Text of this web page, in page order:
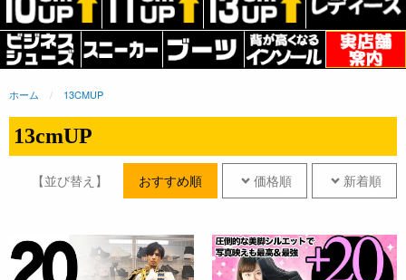
ホーム 13CMUP
13cmUP
【並び替え】 おすすめ順 価格順 新着順